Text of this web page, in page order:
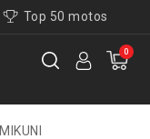
Top 50 motos
0
MIKUNI